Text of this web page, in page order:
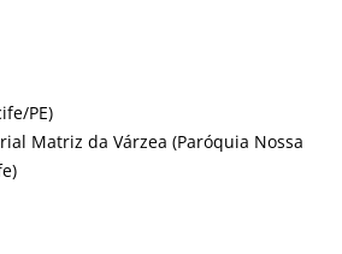
PE)
Matriz da Várzea (Paróquia Nossa